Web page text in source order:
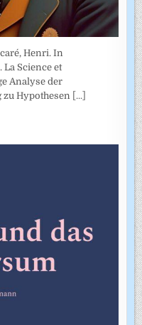
Henri. In
Science et
Analyse der
Hypothesen [...]